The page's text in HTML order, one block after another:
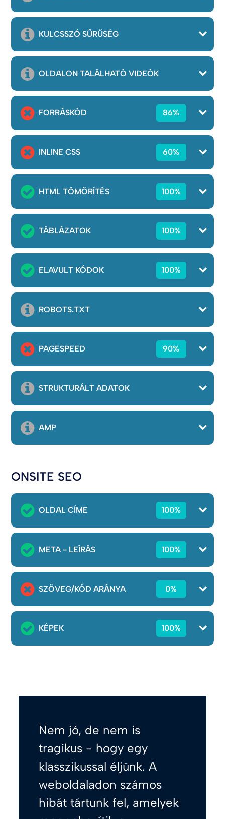
KULCSSZÓ SŰRŰSÉG
OLDALON TALÁLHATÓ VIDEÓK
FORRÁSKÓD 86%
INLINE CSS 60%
HTML TÖMÖRÍTÉS 100%
TÁBLÁZATOK 100%
ELAVULT KÓDOK 100%
ROBOTS.TXT
PAGESPEED 90%
STRUKTURÁLT ADATOK
AMP
ONSITE SEO
OLDAL CÍME 100%
META - LEÍRÁS 100%
SZÖVEG/KÓD ARÁNYA 0%
KÉPEK 100%
Nem jó, de nem is
tragikus - hogy egy
klasszikussal éljünk. A
weboldaladon számos
hibát tártunk fel, amelyek